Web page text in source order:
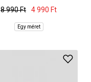
8 990 Ft
4 990 Ft
Egy méret